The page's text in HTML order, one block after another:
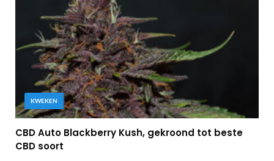
KWEKEN
CBD Auto Blackberry Kush, gekroond tot beste
CBD soort